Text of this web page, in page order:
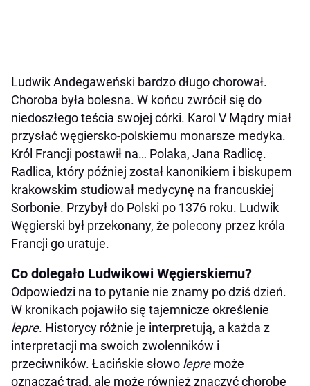
Ludwik Andegaweński bardzo długo chorował.
Choroba była bolesna. W końcu zwrócił się do
niedoszłego teścia swojej córki. Karol V Mądry miał
przysłać węgiersko-polskiemu monarsze medyka.
Król Francji postawił na… Polaka, Jana Radlicę.
Radlica, który później został kanonikiem i biskupem
krakowskim studiował medycynę na francuskiej
Sorbonie. Przybył do Polski po 1376 roku. Ludwik
Węgierski był przekonany, że polecony przez króla
Francji go uratuje.
Co dolegało Ludwikowi Węgierskiemu?
Odpowiedzi na to pytanie nie znamy po dziś dzień.
W kronikach pojawiło się tajemnicze określenie
lepre. Historycy różnie je interpretują, a każda z
interpretacji ma swoich zwolenników i
przeciwników. Łacińskie słowo lepremoże
oznaczać trąd, ale może również znaczyć chorobę